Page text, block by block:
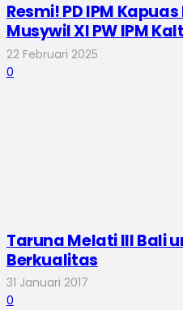
Resmi! PD IPM
Musywil XI PW IPM
22 Februari 2025
0
Taruna Melati III Bali
Berkualitas
31 Januari 2017
0